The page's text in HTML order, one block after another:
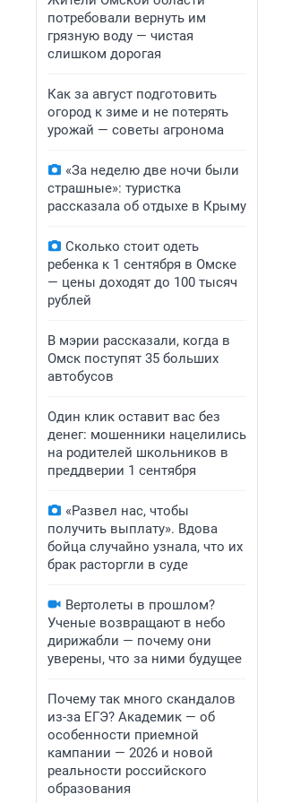
потребовали вернуть им
грязную воду — чистая
слишком дорогая
Как за август подготовить
огород к зиме и не потерять
урожай — советы агронома
«За неделю две ночи были
страшные»: туристка
рассказала об отдыхе в Крыму
Сколько стоит одеть
ребенка к 1 сентября в Омске
— цены доходят до 100 тысяч
рублей
В мэрии рассказали, когда в
Омск поступят 35 больших
автобусов
Один клик оставит вас без
денег: мошенники нацелились
на родителей школьников в
преддверии 1 сентября
«Развел нас, чтобы
получить выплату». Вдова
бойца случайно узнала, что их
брак расторгли в суде
Вертолеты в прошлом?
Ученые возвращают в небо
дирижабли — почему они
уверены, что за ними будущее
Почему так много скандалов
из-за ЕГЭ? Академик — об
особенности приемной
кампании — 2026 и новой
реальности российского
образования